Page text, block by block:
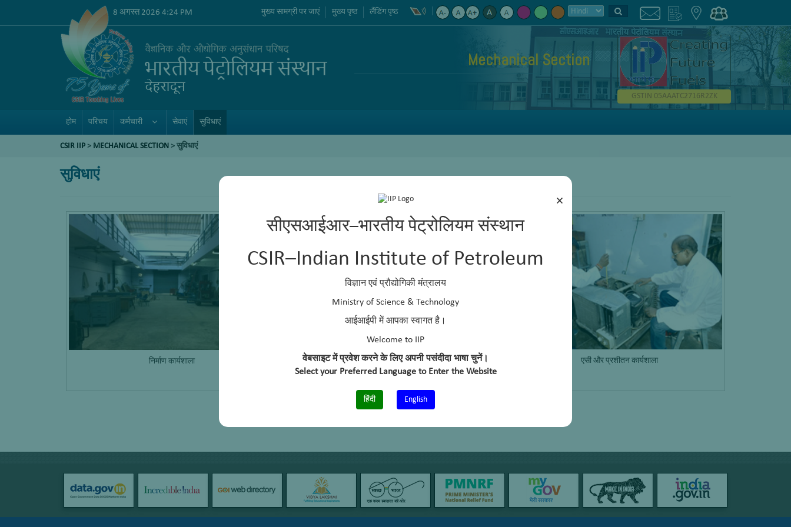
×
सीएसआईआर–भारतीय पेट्रोलियम संस्थान
CSIR–Indian Institute of Petroleum
विज्ञान एवं प्रौद्योगिकी मंत्रालय
Ministry of Science & Technology
आईआईपी में आपका स्वागत है।
Welcome to IIP
वेबसाइट में प्रवेश करने के लिए अपनी पसंदीदा भाषा चुनें।
Select your Preferred Language to Enter the Website
हिंदी English
8 अगस्त 2026 4:24 PM मुख्य सामग्री पर जाएं मुख्य पृष्ठ लैंडिंग पृष्ठ
Mechanical Section
GSTIN 05AAATC2716R2ZK
होम परिचय कर्मचारी सेवाएं सुविधाएं
CSIR IIP > MECHANICAL SECTION > सुविधाएं
सुविधाएं
निर्माण कार्यशाला एसी औरप्रशीतन कार्यशाला एसी और प्रशीतन कार्यशाला